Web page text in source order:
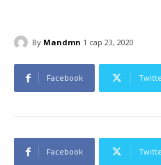
By Mandmn 1 сар 23, 2020
Facebook
Facebook